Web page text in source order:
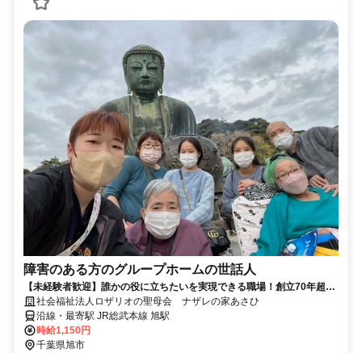
障害のある方のグループホームの世話人
【未経験者歓迎】誰かの役に立ちたいを実現できる職場！創立70年超の
実績と安定の会社
社会福祉法人ロザリオの聖母会 ナザレの家あさひ
沿線・最寄駅 JR総武本線 旭駅
時給1,150円
千葉県旭市